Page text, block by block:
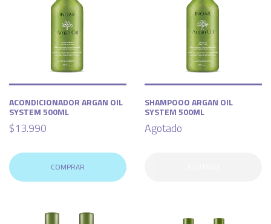
ACONDICIONADOR ARGAN OIL
SYSTEM 500ML
$13.990
COMPRAR
SHAMPOOO ARGAN OIL
SYSTEM 500ML
Agotado